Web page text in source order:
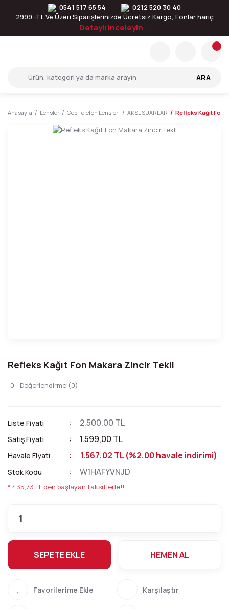
0541 517 65 54
0212 520 30 40
2999.-TL Ve Üzeri Siparişlerinizde Ücretsiz Kargo, Fonlar hariç
Detaylı inceleyin →
ARA
Anasayfa Lensler Cep Telefon Lensleri AKSESUARLAR Refleks Kağıt Fon
Refleks Kağıt Fon Makara Zincir Tekli
0 - Değerlendirme (0)
Liste Fiyatı 2.500,00 TL
Satış Fiyatı 1.599,00 TL
Havale Fiyatı 1.567,02 TL (%2,00 havale indirimi)
Stok Kodu W1HAFYVNJD
* 435,73 TL den başlayan taksitlerle!!
SEPETE EKLE HEMEN AL
Karşılaştır